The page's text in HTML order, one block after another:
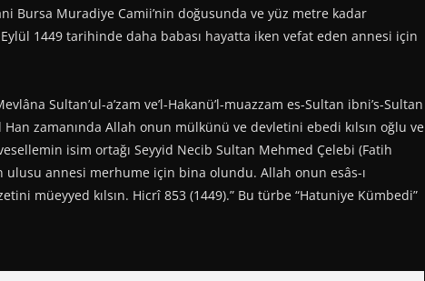
Bursa Muradiye Camii’nin doğusunda ve yüz metre kadar
1449 tarihinde daha babası hayatta iken vefat eden annesi için
Sultan’ul-a’zam ve’l-Hakanü’l-muazzam es-Sultan ibni’s-Sultan
zamanında Allah onun mülkünü ve devletini ebedi kılsın oğlu ve
isim ortağı Seyyid Necib Sultan Mehmed Çelebi (Fatih
ulusu annesi merhume için bina olundu. Allah onun esâs-ı
müeyyed kılsın. Hicrî 853 (1449).” Bu türbe “Hatuniye Kümbedi”